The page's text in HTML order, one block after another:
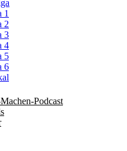
1
2
3
4
5
6
Podcast